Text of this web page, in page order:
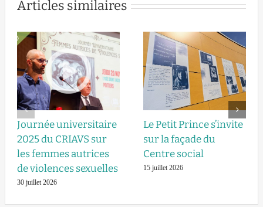
Articles similaires
Journée universitaire
2025 du CRIAVS sur
les femmes autrices
de violences sexuelles
30 juillet 2026
Le Petit Prince s’invite
sur la façade du
Centre social
15 juillet 2026